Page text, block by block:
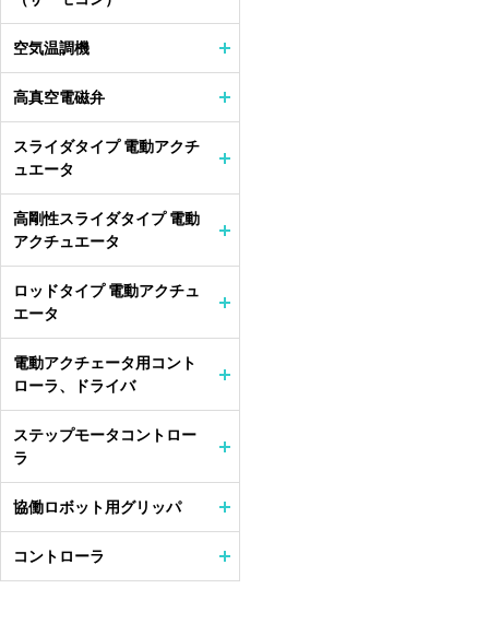
空気温調機
高真空電磁弁
スライダタイプ 電動アクチ
ュエータ
高剛性スライダタイプ 電動
アクチュエータ
ロッドタイプ 電動アクチュ
エータ
電動アクチェータ用コント
ローラ、ドライバ
ステップモータコントロー
ラ
協働ロボット用グリッパ
コントローラ